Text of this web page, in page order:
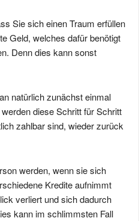
Sie sich einen Traum erfüllen
Geld, welches dafür benötigt
Denn dies kann sonst
natürlich zunächst einmal
diese Schritt für Schritt
zahlbar sind, wieder zurück
werden, wenn sie sich
Kredite aufnimmt
verliert und sich dadurch
kann im schlimmsten Fall